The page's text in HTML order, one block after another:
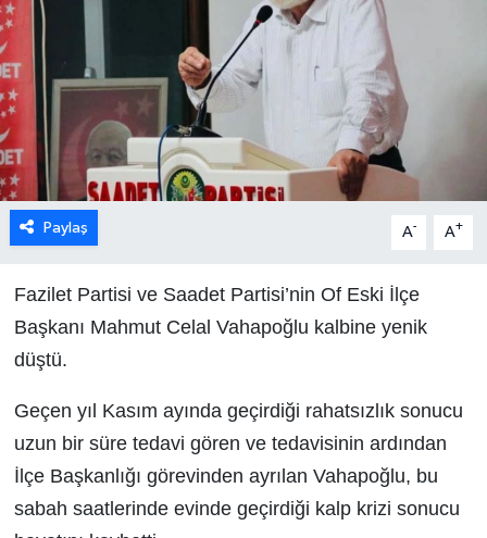
Paylaş A- A+
Fazilet Partisi ve Saadet Partisi’nin Of Eski İlçe
Başkanı Mahmut Celal Vahapoğlu kalbine yenik
düştü.
Geçen yıl Kasım ayında geçirdiği rahatsızlık sonucu
uzun bir süre tedavi gören ve tedavisinin ardından
İlçe Başkanlığı görevinden ayrılan Vahapoğlu, bu
sabah saatlerinde evinde geçirdiği kalp krizi sonucu